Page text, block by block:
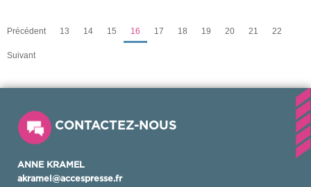
Précédent 13 14 15 16 17 18 19 20 21 22
Suivant
CONTACTEZ-NOUS
ANNE KRAMEL
akramel@accespresse.fr